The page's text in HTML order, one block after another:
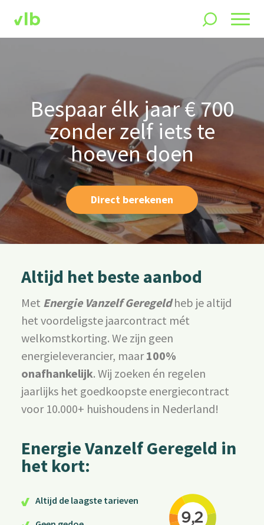
Bespaar élk jaar € 700
zonder zelf iets te
hoeven doen
Direct berekenen
Altijd het beste aanbod
Met Energie Vanzelf Geregeld heb je altijd
het voordeligste jaarcontract mét
welkomstkorting. We zijn geen
energieleverancier, maar100%
onafhankelijk. Wij zoeken én regelen
jaarlijks het goedkoopste energiecontract
voor 10.000+ huishoudens in Nederland!
Energie Vanzelf Geregeld in
het kort:
Altijd de laagste tarieven